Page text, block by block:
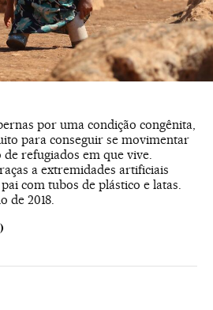
por uma condição congênita,
para conseguir se movimentar
refugiados em que vive.
a extremidades artificiais
com tubos de plástico e latas.
de 2018.